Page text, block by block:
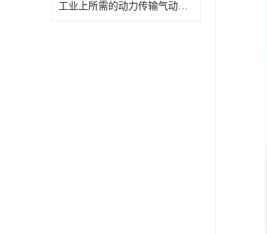
工业上所需的动力传输气动离合器WCB424